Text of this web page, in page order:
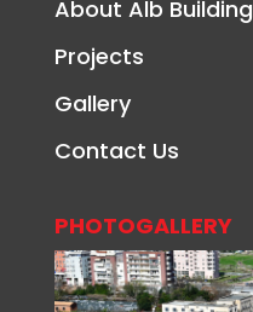
About Alb Building
Projects
Gallery
Contact Us
PHOTOGALLERY